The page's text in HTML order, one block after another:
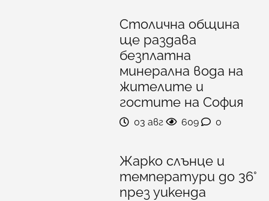
Столична община
ще раздава
безплатна
минерална вода на
жителите и
гостите на София
03 авг 609 0
Жарко слънце и
температури до 36°
през уикенда